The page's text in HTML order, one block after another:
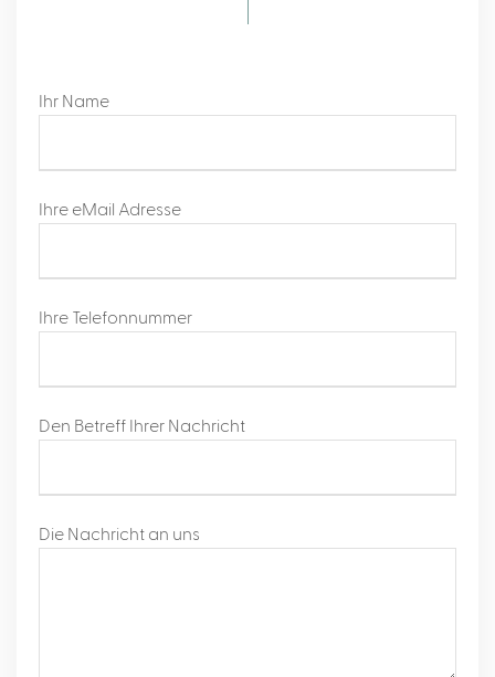
Ihr Name
Ihre eMail Adresse
Ihre Telefonnummer
Den Betreff Ihrer Nachricht
Die Nachricht an uns